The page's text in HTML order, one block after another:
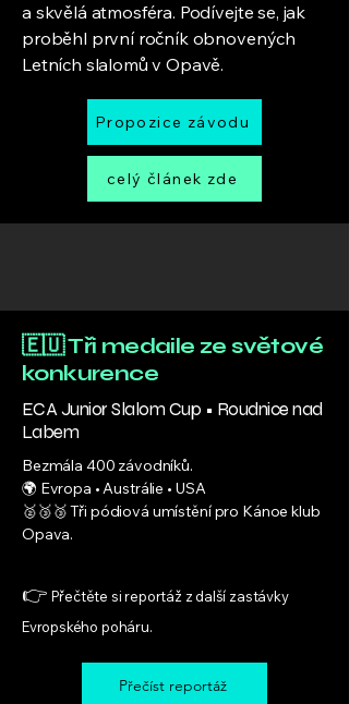
a skvělá atmosféra. Podívejte se, jak
proběhl první ročník obnovených
Letních slalomů v Opavě.
Propozice závodu
celý článek zde
🇪🇺 Tři medaile ze světové
konkurence
ECA Junior Slalom Cup • Roudnice nad
Labem
Bezmála 400 závodníků.
🌍 Evropa • Austrálie • USA
🥈🥉🥉 Tři pódiová umístění pro Kánoe klub
Opava.
👉 Přečtěte si reportáž z další zastávky
Evropského poháru.
Přečíst reportáž